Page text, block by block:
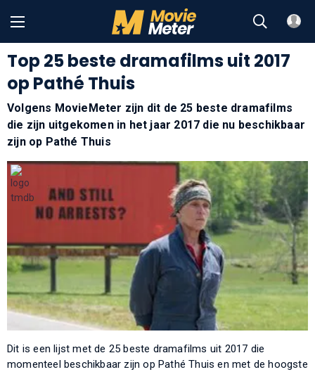
Top 25 beste dramafilms uit 2017
op Pathé Thuis
Volgens MovieMeter zijn dit de 25 beste dramafilms
die zijn uitgekomen in het jaar 2017 die nu beschikbaar
zijn op Pathé Thuis
Dit is een lijst met de 25 beste dramafilms uit 2017 die
momenteel beschikbaar zijn op Pathé Thuis en met de hoogste